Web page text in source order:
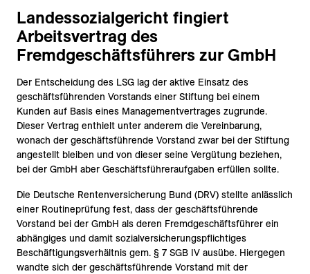
Landessozialgericht fingiert
Arbeitsvertrag des
Fremdgeschäftsführers zur GmbH
Der Entscheidung des LSG lag der aktive Einsatz des
geschäftsführenden Vorstands einer Stiftung bei einem
Kunden auf Basis eines Managementvertrages zugrunde.
Dieser Vertrag enthielt unter anderem die Vereinbarung,
wonach der geschäftsführende Vorstand zwar bei der Stiftung
angestellt bleiben und von dieser seine Vergütung beziehen,
bei der GmbH aber Geschäftsführeraufgaben erfüllen sollte.
Die Deutsche Rentenversicherung Bund (DRV) stellte anlässlich
einer Routineprüfung fest, dass der geschäftsführende
Vorstand bei der GmbH als deren Fremdgeschäftsführer ein
abhängiges und damit sozialversicherungspflichtiges
Beschäftigungsverhältnis gem. § 7 SGB IV ausübe. Hiergegen
wandte sich der geschäftsführende Vorstand mit der